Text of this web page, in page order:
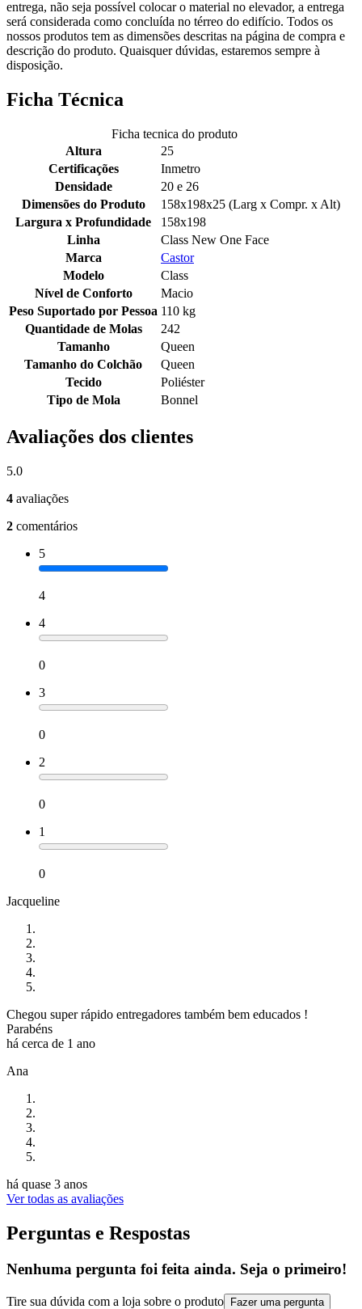
entrega, não seja possível colocar o material no elevador, a entrega
será considerada como concluída no térreo do edifício. Todos os
nossos produtos tem as dimensões descritas na página de compra e
descrição do produto. Quaisquer dúvidas, estaremos sempre à
disposição.
Ficha Técnica
Ficha tecnica do produto
Altura
25
Certificações
Inmetro
Densidade
20 e 26
Dimensões do Produto
158x198x25 (Larg x Compr. x Alt)
Largura x Profundidade
158x198
Linha
Class New One Face
Marca
Castor
Modelo
Class
Nível de Conforto
Macio
Peso Suportado por Pessoa 110 kg
Quantidade de Molas
242
Tamanho
Queen
Tamanho do Colchão
Queen
Tecido
Poliéster
Tipo de Mola
Bonnel
Avaliações dos clientes
5.0
4 avaliações
2 comentários
5
4
4
0
3
0
2
0
1
0
Jacqueline
Chegou super rápido entregadores também bem educados !
Parabéns
há cerca de 1 ano
Ana
há quase 3 anos
Ver todas as avaliações
Perguntas e Respostas
Nenhuma pergunta foi feita ainda. Seja o primeiro!
Tire sua dúvida com a loja sobre o produto Fazer uma pergunta